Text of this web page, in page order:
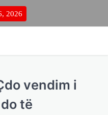
2026
vendim i
të